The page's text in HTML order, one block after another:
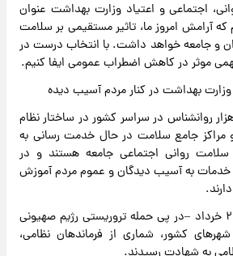
اجتماعی و اعتیاد وزارت بهداشت عنوان
که آرامش امروز ما، تاثیر مستقیمی بر سلامت
و جامعه خواهد داشت. با انتخاب درست در
موثر در کاهش اضطراب عمومی ایفا کنیم.
بهداشت در کنار مردم آسیب دیده
تاکید کرد: بالغ بر ۳هزار روانشناس در سراسر کشور در ساختار نظام
مراکز جامع سلامت در حال خدمت رسانی به
سلامت روانی اجتماعی جامعه هستند و در
خدمات به آسیب دیدگان و عموم مردم آموزش
سحرگاه امروز - جمعه ۲۳ خرداد –در پی حمله تروریستی رژیم صهیونی
کشور، شماری از فرماندهان نظامی،